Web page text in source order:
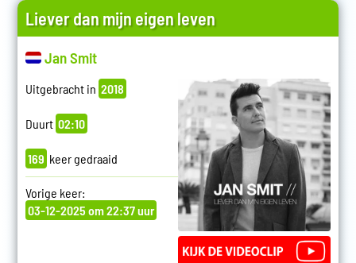
Liever dan mijn eigen leven
Jan Smit
Uitgebracht in 2018
Duurt 02:10
169 keer gedraaid
Vorige keer:
03-12-2025 om 22:37 uur